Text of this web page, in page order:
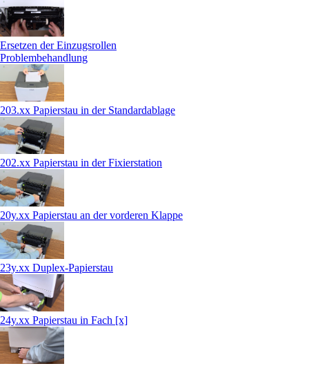
Ersetzen der Einzugsrollen
Problembehandlung
203.xx Papierstau in der Standardablage
202.xx Papierstau in der Fixierstation
20y.xx Papierstau an der vorderen Klappe
23y.xx Duplex-Papierstau
24y.xx Papierstau in Fach [x]